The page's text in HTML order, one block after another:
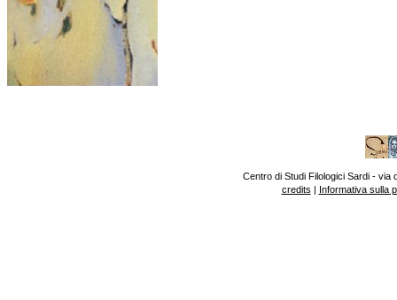
Centro di Studi Filologici Sardi - via
credits | Informativa sulla